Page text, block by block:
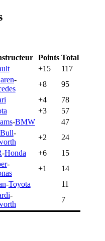
Points Total
+15
117
-
+8
95
+4
78
+3
57
-BMW
47
-
+2
24
-Honda +6
15
-
+1
14
-Toyota
11
-
7